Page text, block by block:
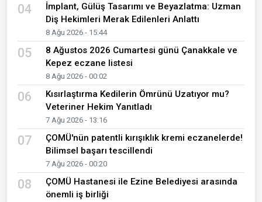
04
İmplant, Gülüş Tasarımı ve Beyazlatma: Uzman
Diş Hekimleri Merak Edilenleri Anlattı
8 Ağu 2026 - 15:44
05
8 Ağustos 2026 Cumartesi günü Çanakkale ve
Kepez eczane listesi
8 Ağu 2026 - 00:02
06
Kısırlaştırma Kedilerin Ömrünü Uzatıyor mu?
Veteriner Hekim Yanıtladı
7 Ağu 2026 - 13:16
07
ÇOMÜ'nün patentli kırışıklık kremi eczanelerde!
Bilimsel başarı tescillendi
7 Ağu 2026 - 00:20
08
ÇOMÜ Hastanesi ile Ezine Belediyesi arasında
önemli iş birliği